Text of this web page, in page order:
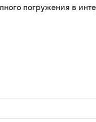
погружения в